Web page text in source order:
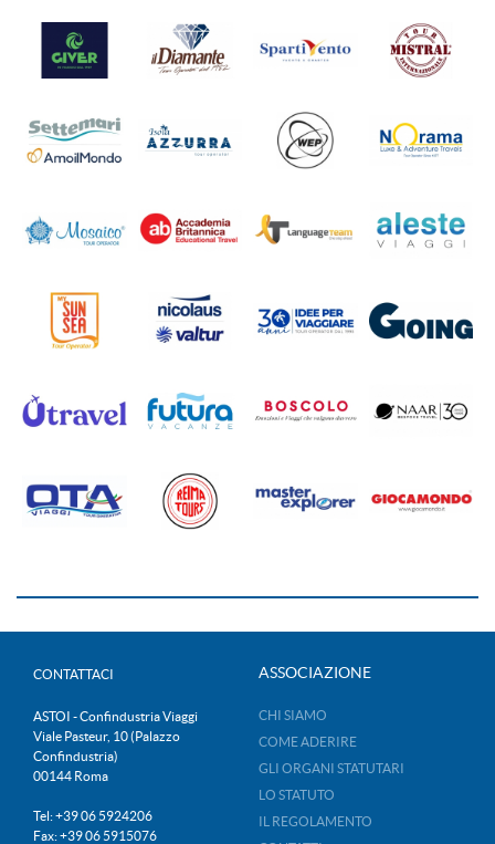
CONTATTACI
ASTOI - Confindustria Viaggi
Viale Pasteur, 10 (Palazzo
Confindustria)
00144 Roma
Tel: +39 06 5924206
Fax: +39 06 5915076
ASSOCIAZIONE
CHI SIAMO
COME ADERIRE
GLI ORGANI STATUTARI
LO STATUTO
IL REGOLAMENTO